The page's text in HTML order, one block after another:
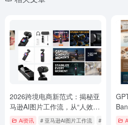
2026跨境电商新范式：揭秘亚
马逊AI图片工作流，从“人效瓶
颈”到“3分钟出图”的实战跃迁
Ai资讯 # 亚马逊AI图片工作流 # 跨境电商
到